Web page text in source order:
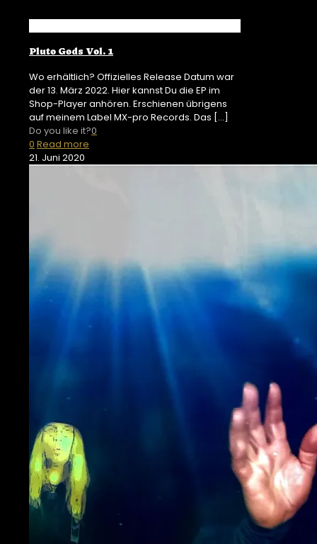
Pluto Gods Vol. 1
Wo erhältlich? Offizielles Release Datum war
der 13. März 2022. Hier kannst Du die EP im
Shop-Player anhören. Erschienen übrigens
auf meinem Label MX-pro Records. Das […]
Do you like it?0
0 Read more
21. Juni 2020